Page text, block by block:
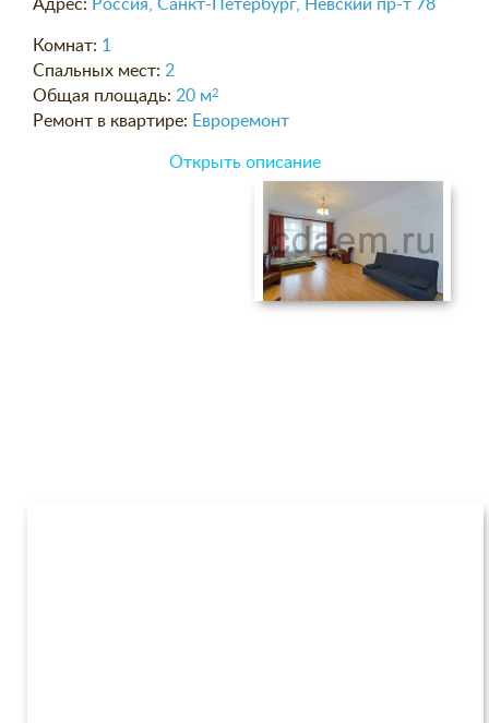
Адрес: Россия, Санкт-Петербург, Невский пр-т 78
Комнат: 1
Спальных мест: 2
Общая площадь: 20 м2
Ремонт в квартире: Евроремонт
Открыть описание